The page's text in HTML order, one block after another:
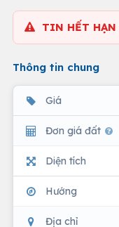
TIN HẾT HẠN
Thông tin chung
Giá
Đơn giá đất
Diện tích
Hướng
Địa chỉ